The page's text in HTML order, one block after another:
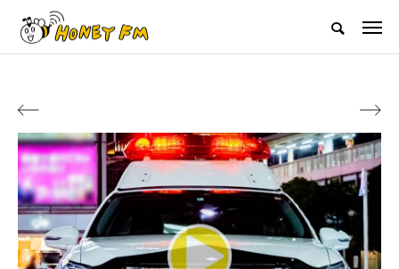
ハニーエフエム｜地域・人にフォーカスし発信するウェブラジオ局
NEW POST
JAZZ BAR COZY MY SWEET GARDEN
 